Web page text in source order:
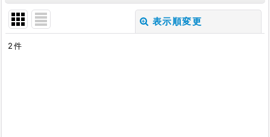
表示順変更
2件